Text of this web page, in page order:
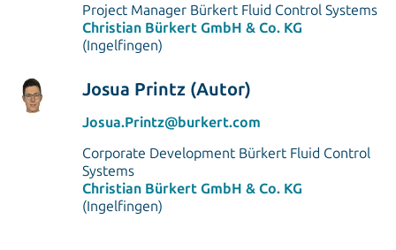
Project Manager Bürkert Fluid Control Systems
Christian Bürkert GmbH & Co. KG
(Ingelfingen)
Josua Printz (Autor)
Josua.Printz@burkert.com
Corporate Development Bürkert Fluid Control
Systems
Christian Bürkert GmbH & Co. KG
(Ingelfingen)